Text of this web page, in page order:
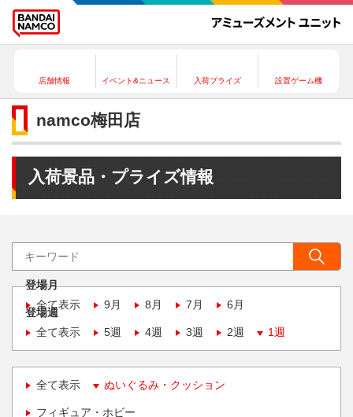
店舗情報 イベント&ニュース 入荷プライズ 設置ゲーム機
namco梅田店
入荷景品・プライズ情報
登場月
全て表示
9月 8月 7月 6月
登場週
全て表示
5週 4週 3週 2週 1週
全て表示 ぬいぐるみ・クッション
フィギュア・ホビー